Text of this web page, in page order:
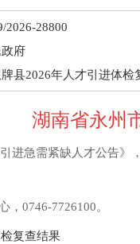
2026-28800
府
县2026年人才引进体检
湖南省永州
进急需紧缺人才公告》
， 0746-7726100。
复查结果